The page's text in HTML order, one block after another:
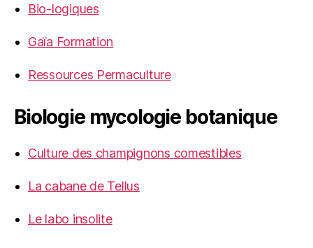
Bio-logiques
Gaïa Formation
Ressources Permaculture
Biologie mycologie botanique
Culture des champignons comestibles
La cabane de Tellus
Le labo insolite